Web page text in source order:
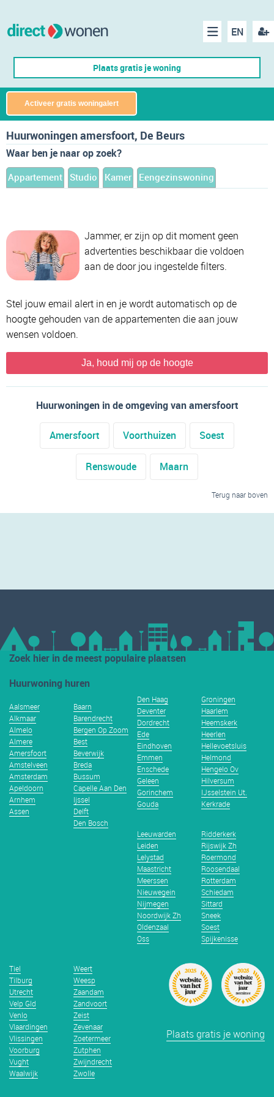
EN
Menu
Plaats gratis je woning
Activeer gratis woningalert
Huurwoningen amersfoort, De Beurs
Waar ben je naar op zoek?
Appartement Studio Kamer Eengezinswoning
Jammer, er zijn op dit moment geen
advertenties beschikbaar die voldoen
aan de door jou ingestelde filters.
Stel jouw email alert in en je wordt automatisch op de
hoogte gehouden van de appartementen die aan jouw
wensen voldoen.
Ja, houd mij op de hoogte
Huurwoningen in de omgeving van amersfoort
Amersfoort Voorthuizen Soest
Renswoude Maarn
Terug naar boven
Zoek hier in de meest populaire plaatsen
Huurwoning huren
Aalsmeer
Alkmaar
Almelo
Almere
Amersfoort
Amstelveen
Amsterdam
Apeldoorn
Arnhem
Assen
Baarn
Barendrecht
Bergen Op Zoom
Best
Beverwijk
Breda
Bussum
Capelle Aan Den
Ijssel
Delft
Den Bosch
Den Haag
Deventer
Dordrecht
Ede
Eindhoven
Emmen
Enschede
Geleen
Gorinchem
Gouda
Groningen
Haarlem
Heemskerk
Heerlen
Hellevoetsluis
Helmond
Hengelo Ov
Hilversum
IJsselstein Ut.
Kerkrade
Leeuwarden
Leiden
Lelystad
Maastricht
Meerssen
Nieuwegein
Nijmegen
Noordwijk Zh
Oldenzaal
Oss
Ridderkerk
Rijswijk Zh
Roermond
Roosendaal
Rotterdam
Schiedam
Sittard
Sneek
Soest
Spijkenisse
Tiel
Tilburg
Utrecht
Velp Gld
Venlo
Vlaardingen
Vlissingen
Voorburg
Vught
Waalwijk
Weert
Weesp
Zaandam
Zandvoort
Zeist
Zevenaar
Zoetermeer
Zutphen
Zwijndrecht
Zwolle
Plaats gratis je woning